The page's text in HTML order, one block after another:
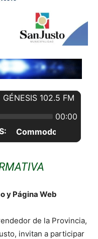
y Página Web
de la Provincia,
invitan a participar